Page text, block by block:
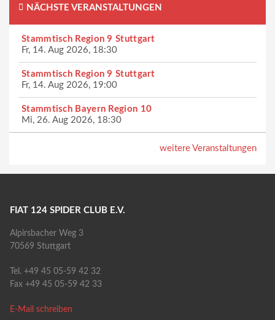
NÄCHSTE VERANSTALTUNGEN
Stammtisch Region 9 Stuttgart
Fr, 14. Aug 2026, 18:30
Stammtisch Region 9 Stuttgart
Fr, 14. Aug 2026, 19:00
Stammtisch Bayern Region 10
Mi, 26. Aug 2026, 18:30
weitere Veranstaltungen
FIAT 124 SPIDER CLUB E.V.
Alpirsbacher Weg 3
70569 Stuttgart
Tel. +49 45 05-59 42 32
Fax +49 45 05-59 42 33
E-Mail schreiben